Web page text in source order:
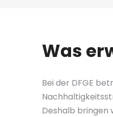
Was
Bei der DFGE
Deshalb bringen